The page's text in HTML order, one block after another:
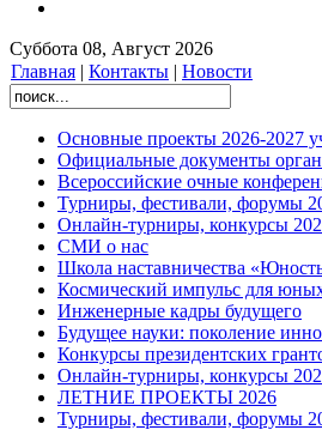
Суббота 08, Август 2026
Главная | Контакты | Новости
Основные проекты 2026-2027
Официальные документы
Всероссийские очные
Турниры, фестивали, форумы
Онлайн-турниры, конкурсы
СМИ о нас
Школа наставничества
Космический импульс для
Инженерные кадры будущего
Будущее науки: поколение
Конкурсы президентских
Онлайн-турниры, конкурсы
ЛЕТНИЕ ПРОЕКТЫ 2026
Турниры, фестивали, форумы